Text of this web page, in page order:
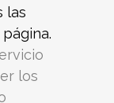
las
los